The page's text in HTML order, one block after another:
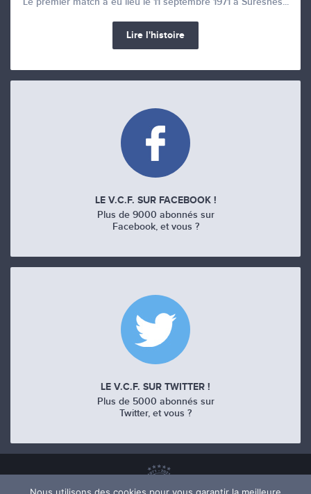
Lire l'histoire
LE V.C.F. SUR FACEBOOK !
Plus de 9000 abonnés sur
Facebook, et vous ?
LE V.C.F. SUR TWITTER !
Plus de 5000 abonnés sur
Twitter, et vous ?